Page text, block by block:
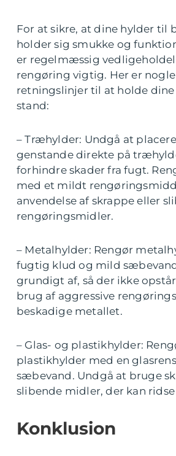
For at sikre, at dine hylder til
holder sig smukke og
er regelmæssig
rengøring vigtig. Her er
retningslinjer til at holde
stand:
– Træhylder: Undgå at
genstande direkte på
forhindre skader fra fugt.
med et mildt
anvendelse af skrappe eller
rengøringsmidler.
– Metalhylder: Rengør
fugtig klud og mild
grundigt af, så der ikke
brug af aggressive
beskadige metallet.
– Glas- og plastikhylder:
plastikhylder med en
sæbevand. Undgå at bruge
slibende midler, der kan
Konklusion